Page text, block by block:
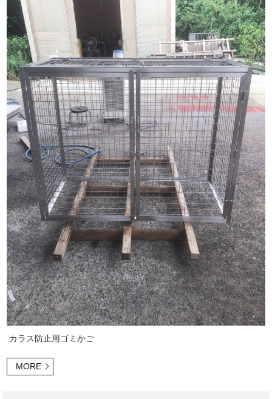
カラス防止用ゴミかご
MORE